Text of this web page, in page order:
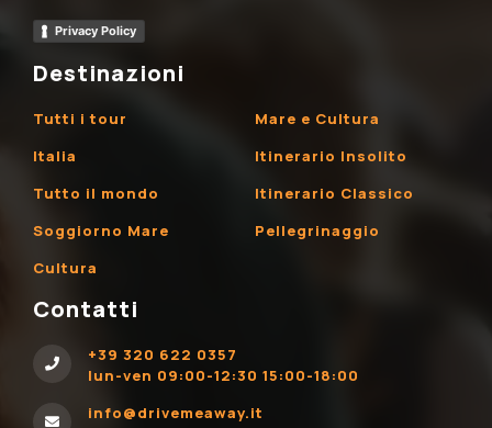
Privacy Policy
Destinazioni
Tutti i tour
Italia
Tutto il mondo
Soggiorno Mare
Cultura
Mare e Cultura
Itinerario Insolito
Itinerario Classico
Pellegrinaggio
Contatti
+39 320 622 0357
lun-ven 09:00-12:30 15:00-18:00
info@drivemeaway.it